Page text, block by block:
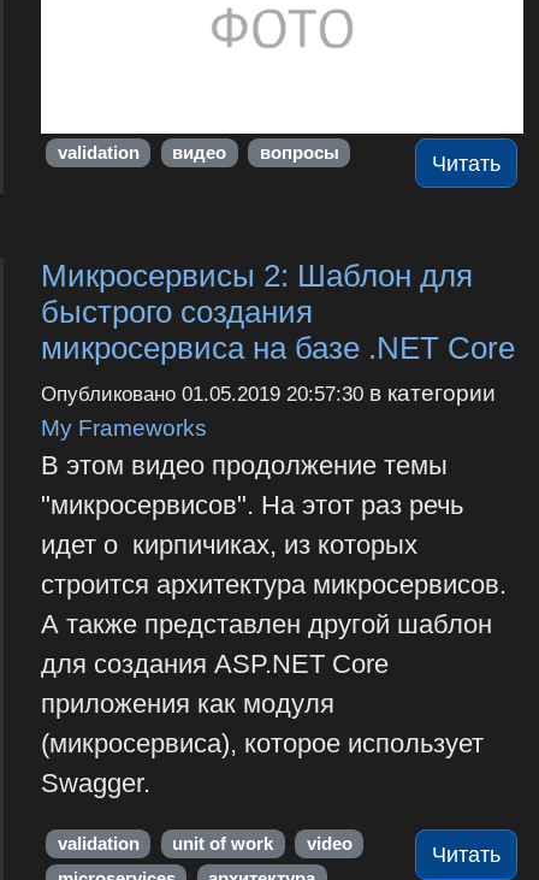
Читать
validation видео вопросы
Микросервисы 2: Шаблон для
быстрого создания
микросервиса на базе .NET Core
Опубликовано 01.05.2019 20:57:30в категории
My Frameworks
В этом видео продолжение темы
"микросервисов". На этот раз речь
идет о кирпичиках, из которых
строится архитектура микросервисов.
А также представлен другой шаблон
для создания ASP.NET Core
приложения как модуля
(микросервиса), которое использует
Swagger.
Читать
validation unit of work
video